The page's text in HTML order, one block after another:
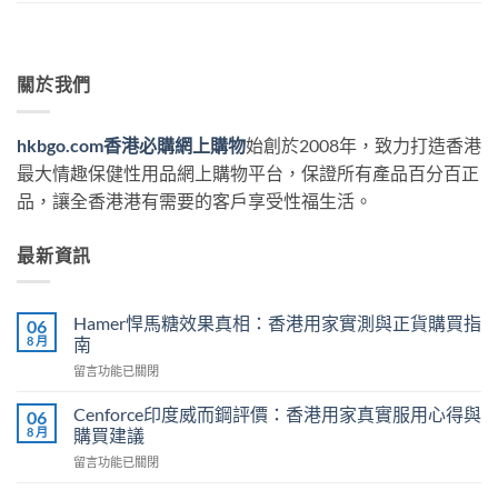
關於我們
hkbgo.com香港必購網上購物始創於2008年，致力打造香港
最大情趣保健性用品網上購物平台，保證所有產品百分百正
品，讓全香港港有需要的客戶享受性福生活。
最新資訊
06
8 月
Hamer悍馬糖效果真相：香港用家實測與正貨購買指
南
在
悍
馬
糖
效
留言功能已關閉
06
8 月
Cenforce印度威而鋼評價：香港用家真實服用心得與
購買建議
在
留言功能已關閉